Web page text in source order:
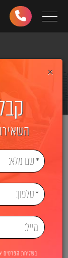
Toggle navigation
997 ×
בשליחת